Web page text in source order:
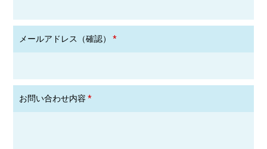
メールアドレス（確認）*
お問い合わせ内容*